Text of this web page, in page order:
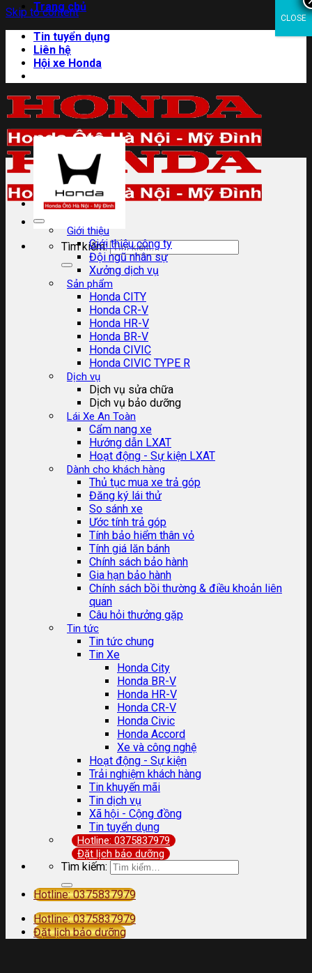
Skip to content
Trang chủ
Tin tuyển dụng
Liên hệ
Hội xe Honda
Tìm kiếm:
Giới thiệu
Giới thiệu công ty
Đội ngũ nhân sự
Xưởng dịch vụ
Sản phẩm
Honda CITY
Honda CR-V
Honda HR-V
Honda BR-V
Honda CIVIC
Honda CIVIC TYPE R
Dịch vụ
Dịch vụ sửa chữa
Dịch vụ bảo dưỡng
Lái Xe An Toàn
Cẩm nang xe
Hướng dẫn LXAT
Hoạt động - Sự kiện LXAT
Dành cho khách hàng
Thủ tục mua xe trả góp
Đăng ký lái thử
So sánh xe
Ước tính trả góp
Tính bảo hiểm thân vỏ
Tính giá lăn bánh
Chính sách bảo hành
Gia hạn bảo hành
Chính sách bồi thường & điều khoản liên
quan
Câu hỏi thưởng gặp
Tin tức
Tin tức chung
Tin Xe
Honda City
Honda BR-V
Honda HR-V
Honda CR-V
Honda Civic
Honda Accord
Xe và công nghệ
Hoạt động - Sự kiện
Trải nghiệm khách hàng
Tin khuyến mãi
Tin dịch vụ
Xã hội - Cộng đồng
Tin tuyển dụng
Hotline: 0375837979
Đặt lịch bảo dưỡng
Tìm kiếm:
Hotline: 0375837979
Hotline: 0375837979
Đặt lịch bảo dưỡng
CLOSE